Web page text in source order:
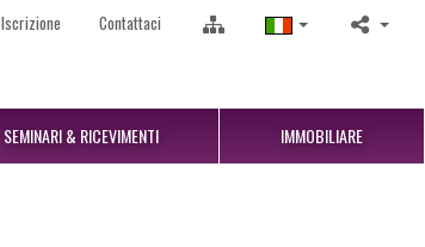
Iscrizione Contattaci
SEMINARI & RICEVIMENTI IMMOBILIARE